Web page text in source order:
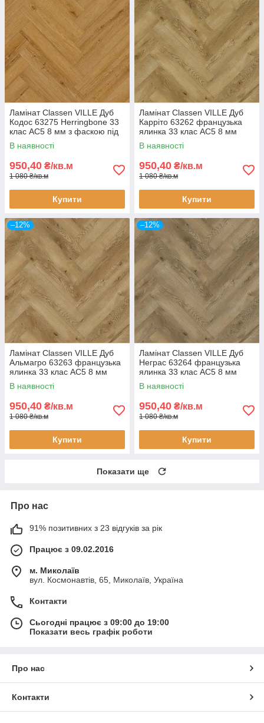
Ламінат Classen VILLE Дуб
Кодос 63275 Herringbone 33
клас AC5 8 мм з фаскою під
теплу підлогу
В наявності
950,40 ₴/кв.м
1 080 ₴/кв.м
Купити
Ламінат Classen VILLE Дуб
Карріто 63262 французька
ялинка 33 клас AC5 8 мм
водостійкий 24 години з
фаскою під теплу підлогу
В наявності
950,40 ₴/кв.м
1 080 ₴/кв.м
Купити
–12%
Ламінат Classen VILLE Дуб
Альмагро 63263 французька
ялинка 33 клас AC5 8 мм
водостійкий 24 години з
фаскою під теплу підлогу
В наявності
950,40 ₴/кв.м
1 080 ₴/кв.м
Купити
–12%
Ламінат Classen VILLE Дуб
Неграс 63264 французька
ялинка 33 клас AC5 8 мм
водостійкий 24 години з
фаскою під теплу підлогу
В наявності
950,40 ₴/кв.м
1 080 ₴/кв.м
Купити
Показати ще
Про нас
91% позитивних з 23 відгуків за рік
Працює з 09.02.2016
м. Миколаїв
вул. Космонавтів, 65, Миколаїв, Україна
Контакти
Сьогодні працює з 09:00 до 19:00
Показати весь графік роботи
Про нас
Контакти